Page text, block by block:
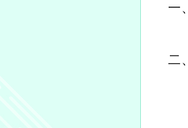
一、
二、